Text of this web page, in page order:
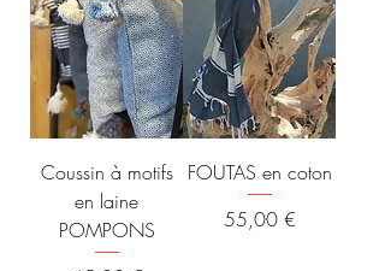
Coussin à motifs
en laine
POMPONS
FOUTAS en coton
Prix
55,00 €